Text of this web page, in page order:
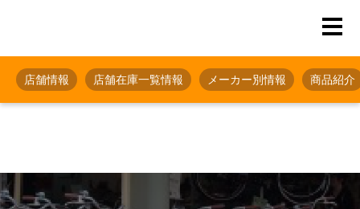
店舗情報 店舗在庫一覧情報 メーカー別情報 商品紹介